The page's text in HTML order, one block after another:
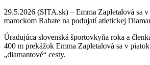
29.5.2026 (SITA.sk) – Emma Zapletalová sa
marockom Rabate na podujatí atletickej
Úradujúca slovenská športovkyňa roka a
400 m prekážok Emma Zapletalová sa v
„diamantové“ cesty.